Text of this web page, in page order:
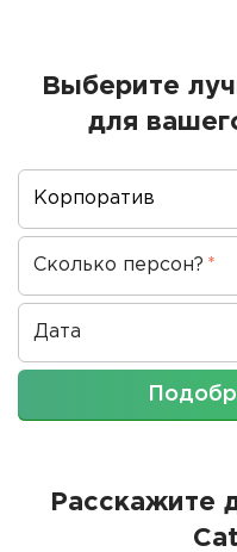
Выберите
для
Повод
проведения
Сколько персон?
Дата
Расскажите